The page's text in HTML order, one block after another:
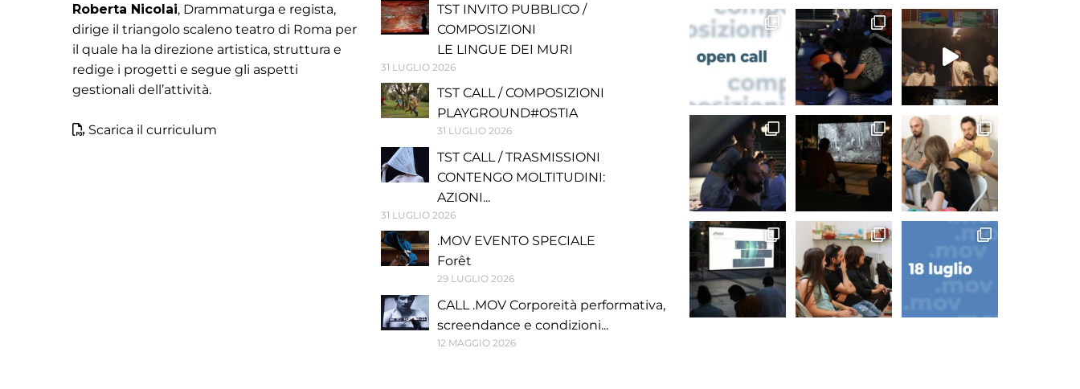
Roberta Nicolai, Drammaturga e regista,
dirige il triangolo scaleno teatro di Roma per
il quale ha la direzione artistica, struttura e
redige i progetti e segue gli aspetti
gestionali dell’attività.
Scarica il curriculum
TST INVITO PUBBLICO /
COMPOSIZIONI
LE LINGUE DEI MURI
31 LUGLIO 2026
TST CALL / COMPOSIZIONI
PLAYGROUND#OSTIA
31 LUGLIO 2026
TST CALL / TRASMISSIONI
CONTENGO MOLTITUDINI:
AZIONI...
31 LUGLIO 2026
.MOV EVENTO SPECIALE
Forêt
29 LUGLIO 2026
CALL .MOV Corporeità performativa,
screendance e condizioni...
12 MAGGIO 2026